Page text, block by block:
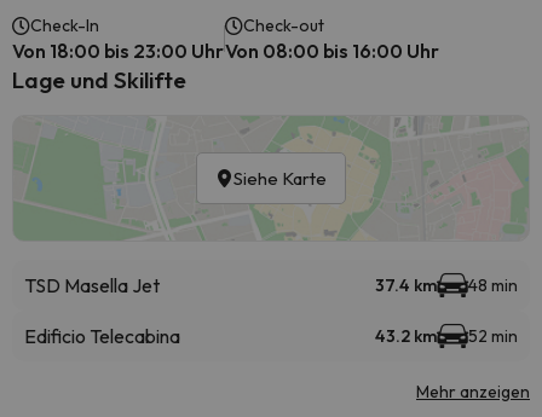
Check-In
Von 18:00 bis 23:00 Uhr
Check-out
Von 08:00 bis 16:00 Uhr
Lage und Skilifte
Siehe Karte
TSD Masella Jet 37.4 km 48 min
Edificio Telecabina 43.2 km 52 min
Mehr anzeigen